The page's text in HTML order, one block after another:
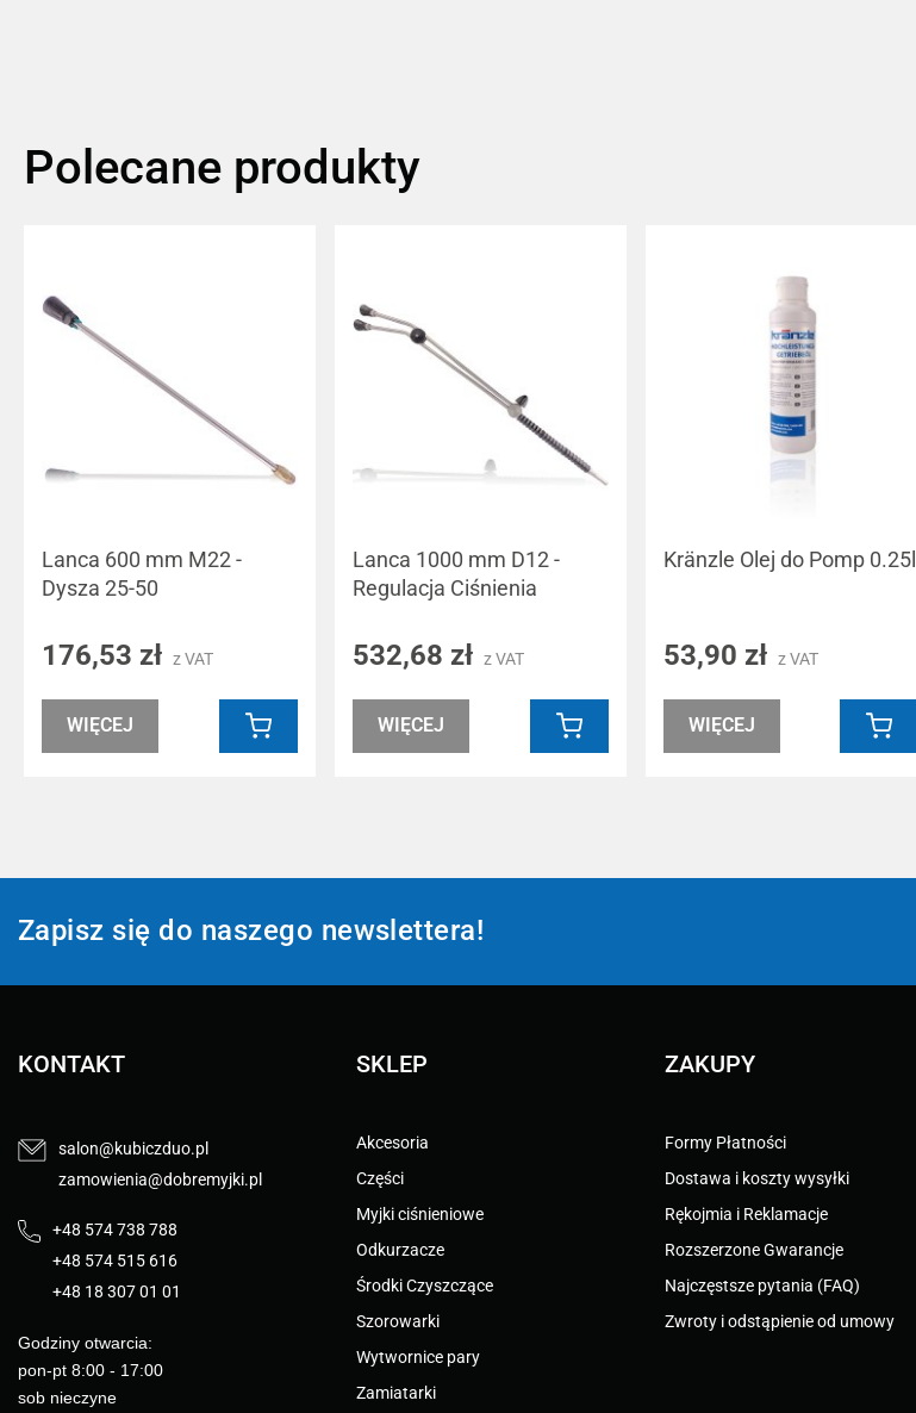
Polecane produkty
Lanca 600 mm M22 -
Dysza 25-50
176,53 zł z VAT
WIĘCEJ
Lanca 1000 mm D12 -
Regulacja Ciśnienia
532,68 zł z VAT
WIĘCEJ
Kränzle Olej do Pomp 0.25l
53,90 zł z VAT
WIĘCEJ
Zapisz się do naszego newslettera!
KONTAKT
salon@kubiczduo.pl
zamowienia@dobremyjki.pl
+48 574 738 788
+48 574 515 616
+48 18 307 01 01
Godziny otwarcia:
pon-pt 8:00 - 17:00
sob nieczyne
SKLEP
Akcesoria
Części
Myjki ciśnieniowe
Odkurzacze
Środki Czyszczące
Szorowarki
Wytwornice pary
Zamiatarki
ZAKUPY
Formy Płatności
Dostawa i koszty wysyłki
Rękojmia i Reklamacje
Rozszerzone Gwarancje
Najczęstsze pytania (FAQ)
Zwroty i odstąpienie od umowy